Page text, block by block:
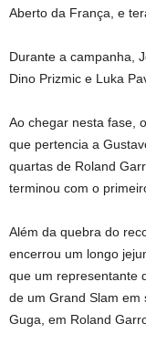
Aberto da França, e
Durante a campanha,
Dino Prizmic e Luka
Ao chegar nesta fase,
que pertencia a
quartas de Roland
terminou com o
Além da quebra do
encerrou um longo
que um representante
de um Grand Slam em
Guga, em Roland